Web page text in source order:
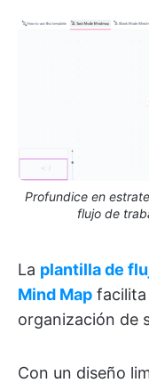
Profundice en
flujo de
La plantilla de
Mind Map facilita
organización de
Con un diseño